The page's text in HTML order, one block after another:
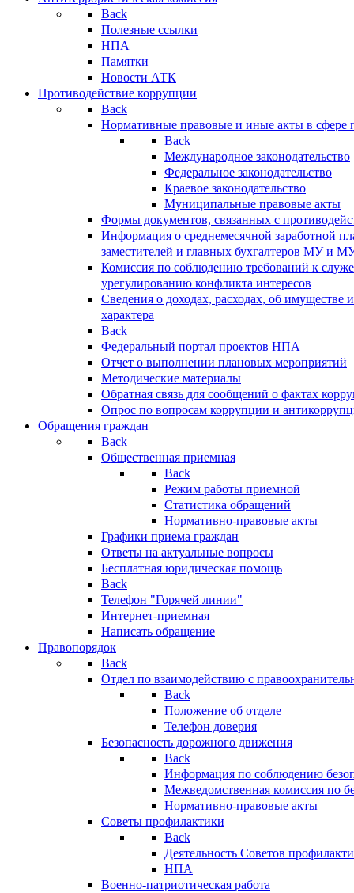
Back
Полезные ссылки
НПА
Памятки
Новости АТК
Противодействие коррупции
Back
Нормативные правовые и иные акты в сфере
Back
Международное законодательство
Федеральное законодательство
Краевое законодательство
Муниципальные правовые акты
Формы документов, связанных с
Информация о среднемесячной заработной
заместителей и главных бухгалтеров МУ и
Комиссия по соблюдению требований к
урегулированию конфликта интересов
Сведения о доходах, расходах, об имуществе
характера
Back
Федеральный портал проектов НПА
Отчет о выполнении плановых мероприятий
Методические материалы
Обратная связь для сообщений о фактах
Опрос по вопросам коррупции и
Обращения граждан
Back
Общественная приемная
Back
Режим работы приемной
Статистика обращений
Нормативно-правовые акты
Графики приема граждан
Ответы на актуальные вопросы
Бесплатная юридическая помощь
Back
Телефон "Горячей линии"
Интернет-приемная
Написать обращение
Правопорядок
Back
Отдел по взаимодействию с
Back
Положение об отделе
Телефон доверия
Безопасность дорожного движения
Back
Информация по соблюдению
Межведомственная комиссия по
Нормативно-правовые акты
Советы профилактики
Back
Деятельность Советов
НПА
Военно-патриотическая работа